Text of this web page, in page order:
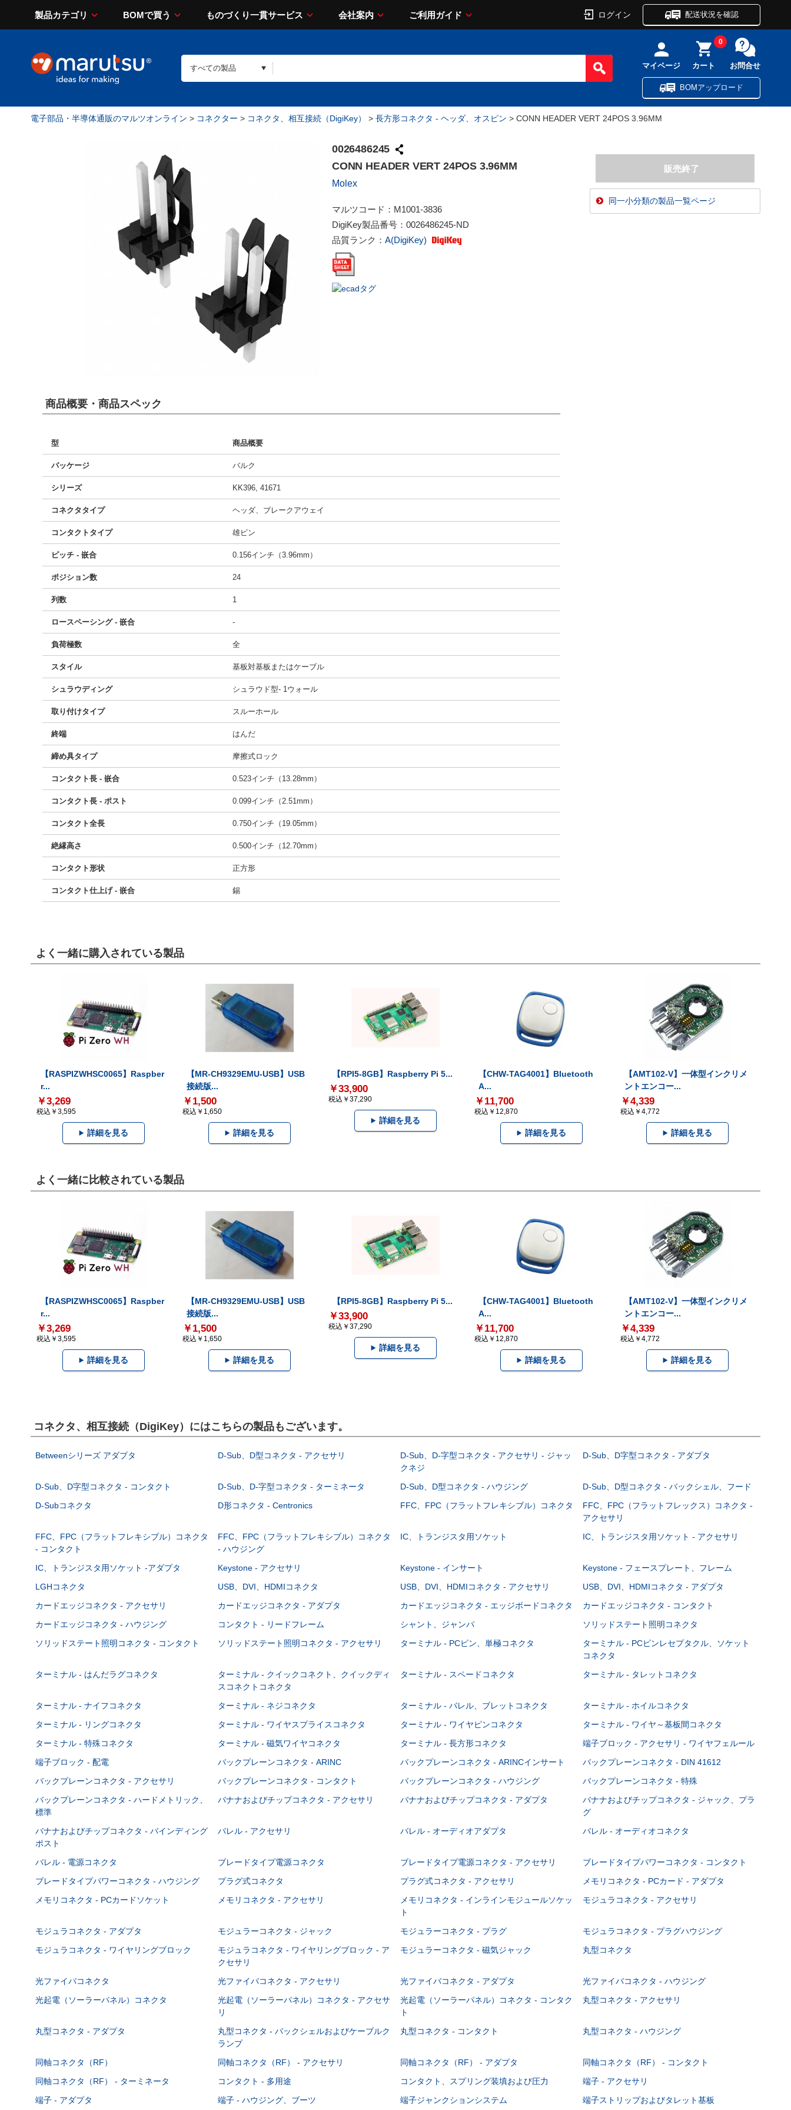
製品カテゴリ BOMで買う ものづくり一貫サービス 会社案内 ご利用ガイド ログイン 配送状況を確認
マイページ カート
0
お問合せ
BOMアップロード
電子部品・半導体通販のマルツオンライン > コネクター > コネクタ、相互接続（DigiKey） > 長方形コネクタ - ヘッダ、オスピン > CONN HEADER VERT 24POS 3.96MM
0026486245
CONN HEADER VERT 24POS 3.96MM
Molex
マルツコード： M1001-3836
DigiKey製品番号： 0026486245-ND
品質ランク： A(DigiKey)
同一小分類の製品一覧ページ
商品概要・商品スペック
型 商品概要
パッケージ バルク
シリーズ KK396, 41671
コネクタタイプ ヘッダ、ブレークアウェイ
コンタクトタイプ 雄ピン
ピッチ - 嵌合 0.156インチ（3.96mm）
ポジション数 24
列数 1
ロースペーシング - 嵌合 -
負荷極数 全
スタイル 基板対基板またはケーブル
シュラウディング シュラウド型- 1ウォール
取り付けタイプ スルーホール
終端 はんだ
締め具タイプ 摩擦式ロック
コンタクト長 - 嵌合 0.523インチ（13.28mm）
コンタクト長 - ポスト 0.099インチ（2.51mm）
コンタクト全長 0.750インチ（19.05mm）
絶縁高さ 0.500インチ（12.70mm）
コンタクト形状 正方形
コンタクト仕上げ - 嵌合 錫
よく一緒に購入されている製品
【RASPIZWHSC0065】Raspber
r...
￥3,269
税込￥3,595
詳細を見る
【MR-CH9329EMU-USB】USB
接続版...
￥1,500
税込￥1,650
詳細を見る
【RPI5-8GB】Raspberry Pi 5...
￥33,900
税込￥37,290
詳細を見る
【CHW-TAG4001】Bluetooth
A...
￥11,700
税込￥12,870
詳細を見る
【AMT102-V】一体型インクリメ
ントエンコー...
￥4,339
税込￥4,772
詳細を見る
よく一緒に比較されている製品
【RASPIZWHSC0065】Raspber
r...
￥3,269
税込￥3,595
詳細を見る
【MR-CH9329EMU-USB】USB
接続版...
￥1,500
税込￥1,650
詳細を見る
【RPI5-8GB】Raspberry Pi 5...
￥33,900
税込￥37,290
詳細を見る
【CHW-TAG4001】Bluetooth
A...
￥11,700
税込￥12,870
詳細を見る
【AMT102-V】一体型インクリメ
ントエンコー...
￥4,339
税込￥4,772
詳細を見る
コネクタ、相互接続（DigiKey）にはこちらの製品もございます。
Betweenシリーズ アダプタ D-Sub、D型コネクタ - アクセサリ
D-Sub、D-字型コネクタ - アクセサリ - ジャッ
クネジ
D-Sub、D字型コネクタ - アダプタ
D-Sub、D字型コネクタ - コンタクト D-Sub、D-字型コネクタ - ターミネータ D-Sub、D型コネクタ - ハウジング
D-Sub、D型コネクタ - バックシェル、フード
D-Subコネクタ
D形コネクタ - Centronics FFC、FPC（フラットフレキシブル）コネクタ
FFC、FPC（フラットフレックス）コネクタ -
アクセサリ
FFC、FPC（フラットフレキシブル）コネクタ
- コンタクト
FFC、FPC（フラットフレキシブル）コネクタ
- ハウジング
IC、トランジスタ用ソケット IC、トランジスタ用ソケット - アクセサリ
IC、トランジスタ用ソケット -アダプタ Keystone - アクセサリ Keystone - インサート
Keystone - フェースプレート、フレーム
LGHコネクタ
USB、DVI、HDMIコネクタ USB、DVI、HDMIコネクタ - アクセサリ
USB、DVI、HDMIコネクタ - アダプタ
カードエッジコネクタ - アクセサリ
カードエッジコネクタ - アダプタ カードエッジコネクタ - エッジボードコネクタ
カードエッジコネクタ - コンタクト
カードエッジコネクタ - ハウジング
コンタクト - リードフレーム シャント、ジャンパ
ソリッドステート照明コネクタ
ソリッドステート照明コネクタ - コンタクト
ソリッドステート照明コネクタ - アクセサリ ターミナル - PCピン、単極コネクタ
ターミナル - PCピンレセプタクル、ソケット
コネクタ
ターミナル - はんだラグコネクタ
ターミナル - クイックコネクト、クイックディ
スコネクトコネクタ
ターミナル - スペードコネクタ ターミナル - タレットコネクタ
ターミナル - ナイフコネクタ ターミナル - ネジコネクタ ターミナル - バレル、ブレットコネクタ
ターミナル - ホイルコネクタ
ターミナル - リングコネクタ
ターミナル - ワイヤスプライスコネクタ ターミナル - ワイヤピンコネクタ
ターミナル - ワイヤ～基板間コネクタ
ターミナル - 特殊コネクタ
ターミナル - 磁気ワイヤコネクタ ターミナル - 長方形コネクタ
端子ブロック - アクセサリ - ワイヤフェルール
端子ブロック - 配電
バックプレーンコネクタ - ARINC バックプレーンコネクタ - ARINCインサート
バックプレーンコネクタ - DIN 41612
バックプレーンコネクタ - アクセサリ
バックプレーンコネクタ - コンタクト バックプレーンコネクタ - ハウジング
バックプレーンコネクタ - 特殊
バックプレーンコネクタ - ハードメトリック、
標準
バナナおよびチップコネクタ - アクセサリ バナナおよびチップコネクタ - アダプタ
バナナおよびチップコネクタ - ジャック、プラ
グ
バナナおよびチップコネクタ - バインディング
ポスト
バレル - アクセサリ バレル - オーディオアダプタ バレル - オーディオコネクタ
バレル - 電源コネクタ ブレードタイプ電源コネクタ ブレードタイプ電源コネクタ - アクセサリ
ブレードタイプパワーコネクタ - コンタクト
ブレードタイプパワーコネクタ - ハウジング
プラグ式コネクタ プラグ式コネクタ - アクセサリ
メモリコネクタ - PCカード - アダプタ
メモリコネクタ - PCカードソケット
メモリコネクタ - アクセサリ
メモリコネクタ - インラインモジュールソケッ
ト
モジュラコネクタ - アクセサリ
モジュラコネクタ - アダプタ モジュラーコネクタ - ジャック モジュラーコネクタ - プラグ
モジュラコネクタ - プラグハウジング
モジュラコネクタ - ワイヤリングブロック
モジュラコネクタ - ワイヤリングブロック - ア
クセサリ
モジュラーコネクタ - 磁気ジャック 丸型コネクタ
光ファイバコネクタ 光ファイバコネクタ - アクセサリ 光ファイバコネクタ - アダプタ
光ファイバコネクタ - ハウジング
光起電（ソーラーパネル）コネクタ
光起電（ソーラーパネル）コネクタ - アクセサ
リ
光起電（ソーラーパネル）コネクタ - コンタク
ト
丸型コネクタ - アクセサリ
丸型コネクタ - アダプタ
丸型コネクタ - バックシェルおよびケーブルク
ランプ
丸型コネクタ - コンタクト 丸型コネクタ - ハウジング
同軸コネクタ（RF） 同軸コネクタ（RF） - アクセサリ 同軸コネクタ（RF） - アダプタ
同軸コネクタ（RF） - コンタクト
同軸コネクタ（RF） - ターミネータ
コンタクト - 多用途 コンタクト、スプリング装填および圧力
端子 - アクセサリ
端子 - アダプタ
端子 - ハウジング、ブーツ 端子ジャンクションシステム 端子ストリップおよびタレット基板